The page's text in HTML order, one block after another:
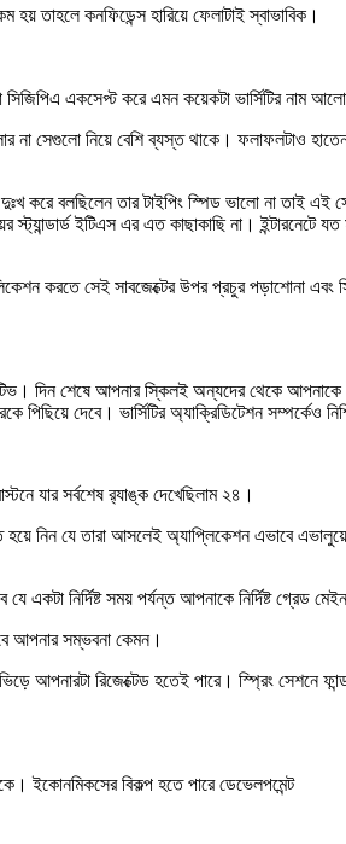
হয় তাহলে কনফিডেন্স হারিয়ে ফেলাটাই স্বাভাবিক।
একসেপ্ট করে এমন কয়েকটা ভার্সিটির নাম
না সেগুলো নিয়ে বেশি ব্যস্ত থাকে। ফলাফলটাও
বলছিলেন তার টাইপিং স্পিড ভালো না তাই এই
ইটিএস এর এত কাছাকাছি না।
করতে সেই সাবজেক্টের উপর প্রচুর পড়াশোনা
দিন শেষে আপনার স্কিলই অন্যদের থেকে
পিছিয়ে দেবে। ভার্সিটির অ্যাক্রিডিটেশন সম্পর্কেও
যার সর্বশেষ র‍্যাঙ্ক দেখেছিলাম ২৪।
নিন যে তারা আসলেই অ্যাপ্লিকেশন এভাবে
একটা নির্দিষ্ট সময় পর্যন্ত আপনাকে নির্দিষ্ট গ্রেড
আপনার সম্ভবনা কেমন।
আপনারটা রিজেক্টেড হতেই পারে। স্প্রিং সেশনে
ইকোনমিকসের বিকল্প হতে পারে ডেভেলপমেন্ট